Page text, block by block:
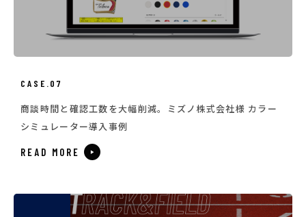
CASE.07
商談時間と確認工数を大幅削減。ミズノ株式会社様 カラー
シミュレーター導入事例
READ MORE